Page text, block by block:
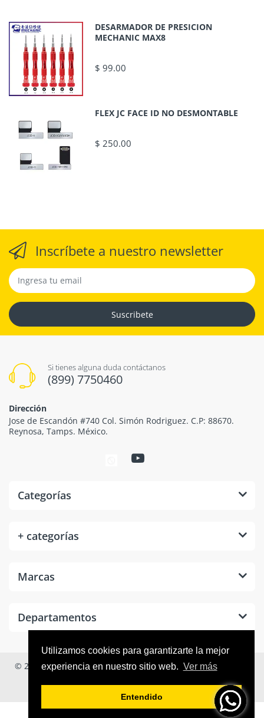
Utilizamos cookies para garantizarte la mejor
experiencia en nuestro sitio web. Ver más
Entendido
DESARMADOR DE PRESICION
MECHANIC MAX8
$ 99.00
FLEX JC FACE ID NO DESMONTABLE
$ 250.00
Inscríbete a nuestro newsletter
Suscribete
Si tienes alguna duda contáctanos
(899) 7750460
Dirección
Jose de Escandón #740 Col. Simón Rodriguez. C.P: 88670.
Reynosa, Tamps. México.
Categorías
+ categorías
Marcas
Departamentos
© 2026Tool Room México. Todos los derechos reservados.